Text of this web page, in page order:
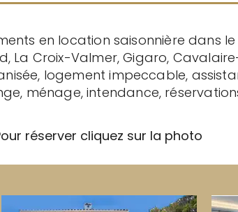
en location saisonnière dans
La Croix-Valmer, Gigaro,
logement impeccable,
ménage, intendance,
réserver cliquez sur la photo